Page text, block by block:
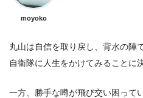
moyoko
丸山は自信を取り戻し、背水の陣
自衛隊に人生をかけてみることに
一方、勝手な噂が飛び交い困って